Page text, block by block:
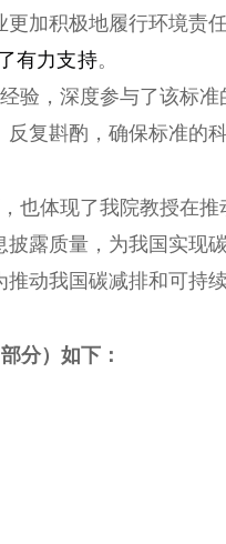
加积极地履行环境责
有力支持。
验，深度参与了该标
复斟酌，确保标准的
也体现了我院教授在
露质量，为我国实现
动我国碳减排和可持
分）如下：